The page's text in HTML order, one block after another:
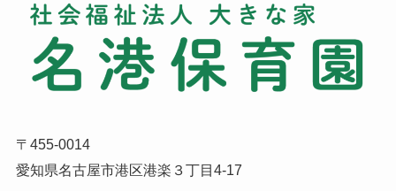
〒455-0014
愛知県名古屋市港区港楽３丁目4-17